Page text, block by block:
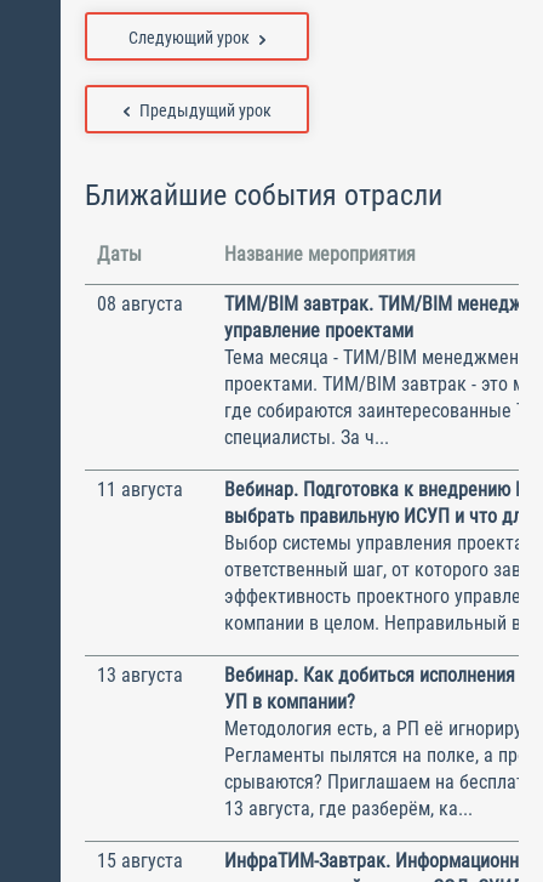
Предыдущий урок
Следующий урок
Ближайшие события отрасли
Даты Название мероприятия
08 августа
ТИМ/BIM завтрак. ТИМ/BIM
управление проектами
Тема месяца - ТИМ/BIM менеджмент и
проектами. ТИМ/BIM завтрак - это
где собираются заинтересованные
специалисты. За ч...
11 августа
Вебинар. Подготовка к внедрению
выбрать правильную ИСУП и что для
Выбор системы управления
ответственный шаг, от которого
эффективность проектного
компании в целом. Неправильный
13 августа
Вебинар. Как добиться исполнения
УП в компании?
Методология есть, а РП её
Регламенты пылятся на полке, а
срываются? Приглашаем на
13 августа, где разберём, ка...
15 августа
ИнфраТИМ-Завтрак.